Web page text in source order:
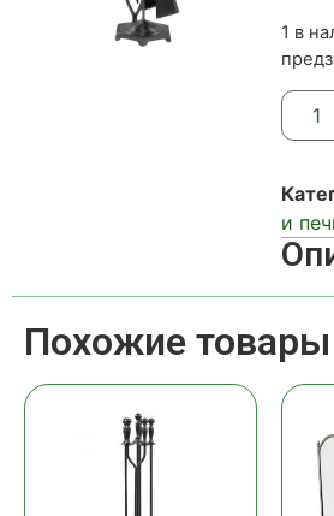
1 в
и
Похожие товары